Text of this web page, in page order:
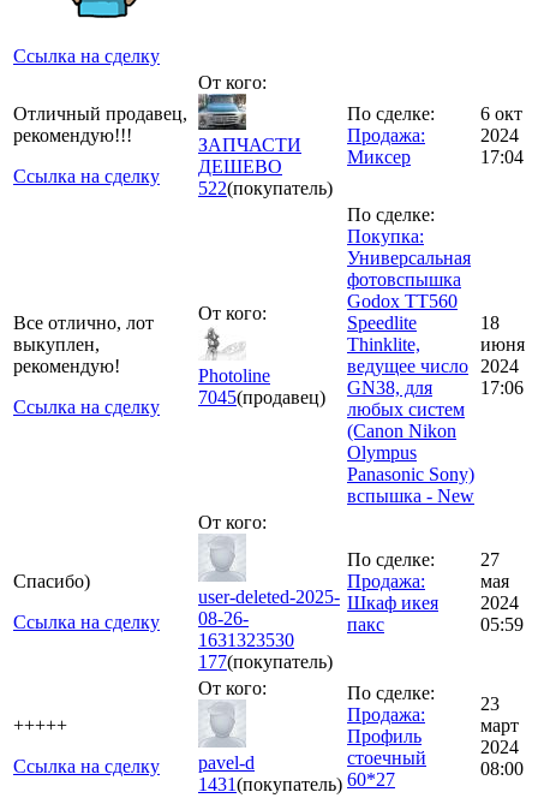
Ссылка на сделку
Отличный продавец,
рекомендую!!!
Ссылка на сделку
От кого:
ЗАПЧАСТИ
ДЕШЕВО
522(покупатель)
По сделке:
Продажа:
Миксер
6 окт
2024
17:04
Все отлично, лот
выкуплен,
рекомендую!
Ссылка на сделку
От кого:
Photoline
7045(продавец)
По сделке:
Покупка:
Универсальная
фотовспышка
Godox TT560
Speedlite
Thinklite,
ведущее число
GN38, для
любых систем
(Canon Nikon
Olympus
Panasonic Sony)
вспышка - New
18
июня
2024
17:06
Спасибо)
Ссылка на сделку
От кого:
user-deleted-2025-
08-26-
1631323530
177(покупатель)
По сделке:
Продажа:
Шкаф икея
пакс
27
мая
2024
05:59
+++++
Ссылка на сделку
От кого:
pavel-d
1431(покупатель)
По сделке:
Продажа:
Профиль
стоечный
60*27
23
март
2024
08:00